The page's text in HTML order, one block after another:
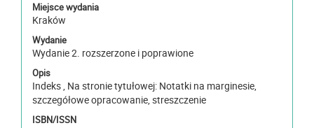
Miejsce wydania
Kraków
Wydanie
Wydanie 2. rozszerzone i poprawione
Opis
Indeks , Na stronie tytułowej: Notatki na marginesie,
szczegółowe opracowanie, streszczenie
ISBN/ISSN